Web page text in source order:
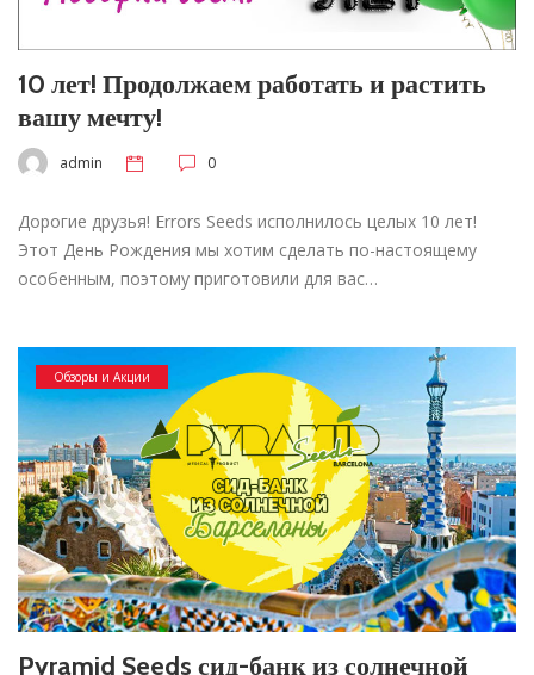
10 лет! Продолжаем работать и растить
вашу мечту!
admin 0
Дорогие друзья! Errors Seeds исполнилось целых 10 лет!
Этот День Рождения мы хотим сделать по-настоящему
особенным, поэтому приготовили для вас…
Обзоры и Акции
Pyramid Seeds сид-банк из солнечной